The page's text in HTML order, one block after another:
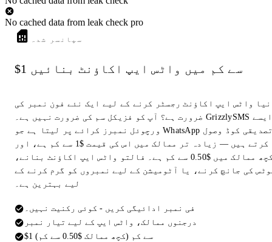
No cached data from leak check pro
سپانسر شدہ
$1 سے کم میں واٹس ایپ اکاؤنٹ بنائیں
نیا واٹس ایپ اکاؤنٹ رجسٹر کرنے کے لیے ایک نئے فون نمبر کی
ضرورت ہے؟ آپ کو فزیکل سم کی ضرورت نہیں ہے۔ GrizzlySMS ایسے
ورچوئل نمبرز کرائے پر لیتا ہے جو WhatsApp تصدیقی کوڈ وصول
کرتے ہیں — زیادہ تر ممالک میں اس کی قیمت $1 سے کم ہے، اور
کچھ ممالک میں $0.50 سے کم ہے۔ فالتو واٹس ایپ اکاؤنٹ بنانے،
کی جانچ کرنے، یا آٹومیشن کے لیے نمبروں کو گرم کرنے کے
لیے بہترین ہے۔
فی نمبر ادائیگی کریں - کوئی رکنیت نہیں۔
درجنوں ممالک، واٹس ایپ کے لیے تیار نمبر
$1 سے کم (کچھ ممالک $0.50 سے کم)